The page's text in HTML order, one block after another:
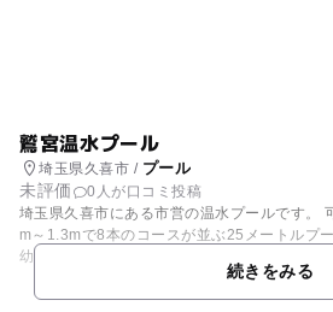
鷲宮温水プール
埼玉県久喜市 / プール
未評価
0人が口コミ投稿
埼玉県久喜市にある市営の温水プールです。
m～1.3mで8本のコースが並ぶ25メートルプ
幼児用プールを備えています。 子供の身長や
のでとても便利！ 1回3時間単位の総入替制を
水プールであるため、一年中気候を気にする
続きをみる